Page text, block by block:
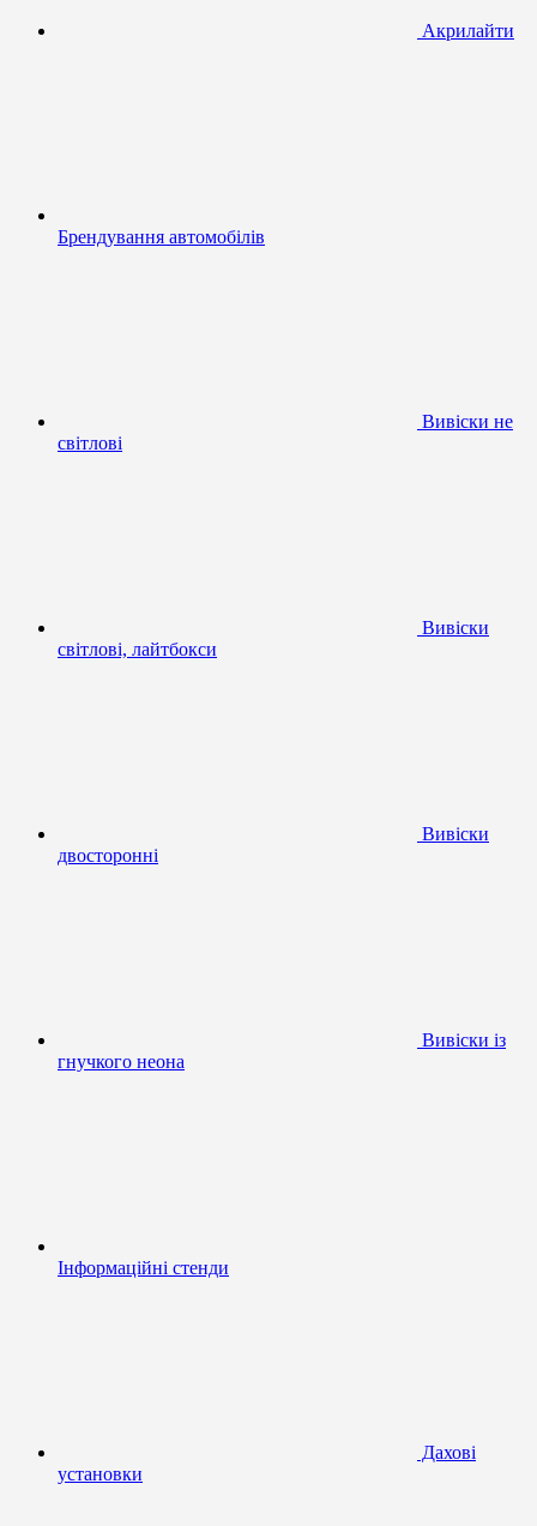
Акрилайти
Брендування автомобілів
Вивіски не
світлові
Вивіски
світлові, лайтбокси
Вивіски
двосторонні
Вивіски із
гнучкого неона
Інформаційні стенди
Дахові
установки